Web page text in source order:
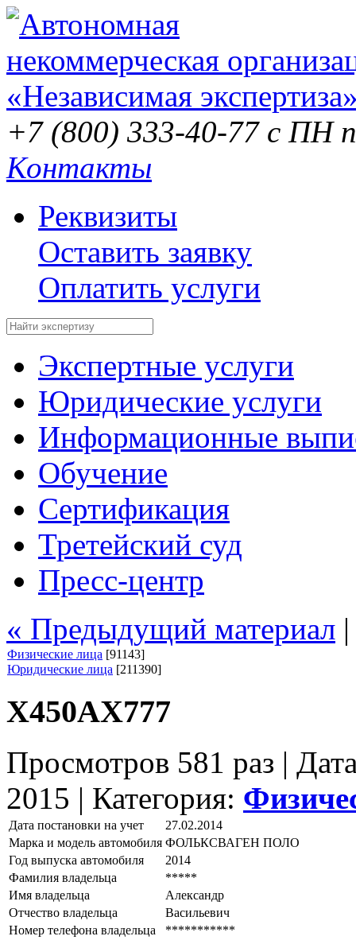
+7 (800) 333-40-77 с ПН
Контакты
Реквизиты
Оставить заявку
Оплатить услуги
Экспертные услуги
Юридические услуги
Информационные
Обучение
Сертификация
Третейский суд
Пресс-центр
« Предыдущий материал
Физические лица [91143]
Юридические лица [211390]
Х450АХ777
Просмотров 581 раз |
2015 | Категория:
Дата постановки на учет
27.02.2014
Марка и модель автомобиля ФОЛЬКСВАГЕН ПОЛО
Год выпуска автомобиля
2014
Фамилия владельца
*****
Имя владельца
Александр
Отчество владельца
Васильевич
Номер телефона владельца
***********